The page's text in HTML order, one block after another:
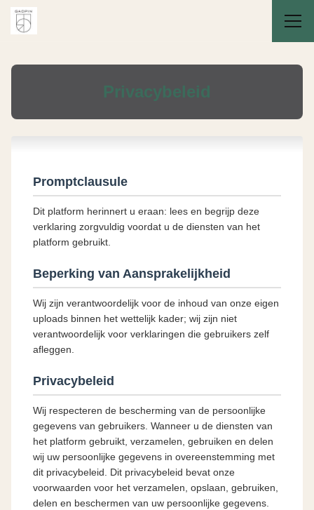
Privacybeleid
Promptclausule
Dit platform herinnert u eraan: lees en begrijp deze
verklaring zorgvuldig voordat u de diensten van het
platform gebruikt.
Beperking van Aansprakelijkheid
Wij zijn verantwoordelijk voor de inhoud van onze eigen
uploads binnen het wettelijk kader; wij zijn niet
verantwoordelijk voor verklaringen die gebruikers zelf
afleggen.
Privacybeleid
Wij respecteren de bescherming van de persoonlijke
gegevens van gebruikers. Wanneer u de diensten van
het platform gebruikt, verzamelen, gebruiken en delen
wij uw persoonlijke gegevens in overeenstemming met
dit privacybeleid. Dit privacybeleid bevat onze
voorwaarden voor het verzamelen, opslaan, gebruiken,
delen en beschermen van uw persoonlijke gegevens.